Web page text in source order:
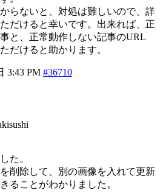
らないと、対処は難しいので、詳
だけると幸いです。出来れば、正
と、正常動作しない記事のURL
だけると助かります。
3:43 PM #36710
た。
削除して、別の画像を入れて更新
ることがわかりました。